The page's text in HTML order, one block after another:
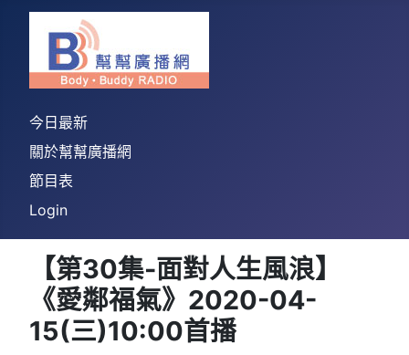
今日最新
關於幫幫廣播網
節目表
Login
【第30集-面對人生風浪】
《愛鄰福氣》2020-04-
15(三)10:00首播